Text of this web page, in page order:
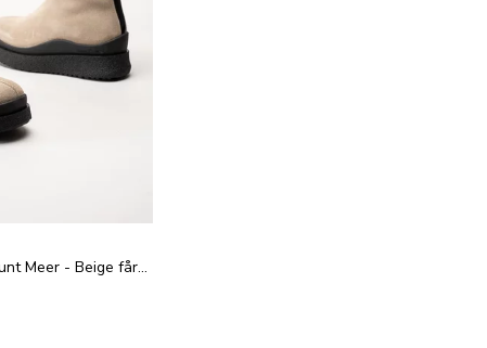
Canada Snow - Mount Meer - Beige fårskinnsfodrade kängor i mocka